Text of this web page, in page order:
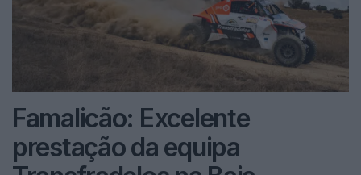
Famalicão: Excelente
prestação da equipa